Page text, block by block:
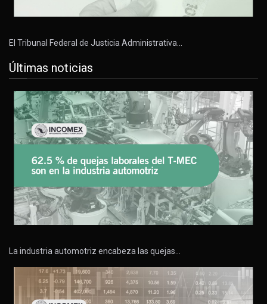
El Tribunal Federal de Justicia Administrativa…
Últimas noticias
La industria automotriz encabeza las quejas…